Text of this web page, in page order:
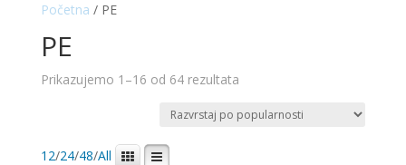
Početna / PE
PE
Prikazujemo 1–16 od 64 rezultataPoredano
popularnosti
12/24/48/All